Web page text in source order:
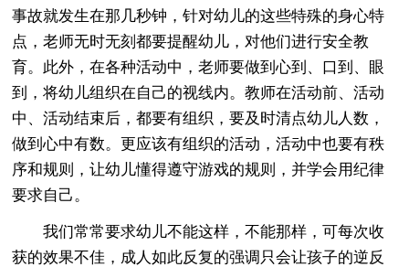
事故就发生在那几秒钟，针对幼儿的这些特殊的身心特
点，老师无时无刻都要提醒幼儿，对他们进行安全教
育。此外，在各种活动中，老师要做到心到、口到、眼
到，将幼儿组织在自己的视线内。教师在活动前、活动
中、活动结束后，都要有组织，要及时清点幼儿人数，
做到心中有数。更应该有组织的活动，活动中也要有秩
序和规则，让幼儿懂得遵守游戏的规则，并学会用纪律
要求自己。
我们常常要求幼儿不能这样，不能那样，可每次收
获的效果不佳，成人如此反复的强调只会让孩子的逆反